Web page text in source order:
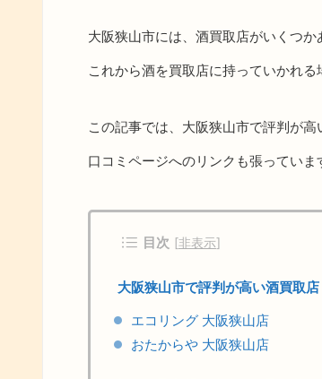
大阪狭山市には、酒買取店がいくつ
これから酒を買取店に持っていかれる
この記事では、大阪狭山市で評判が
口コミページへのリンクも張っていま
目次 [非表示]
大阪狭山市で評判が高い酒買取店
エコリング 大阪狭山店
おたからや 大阪狭山店